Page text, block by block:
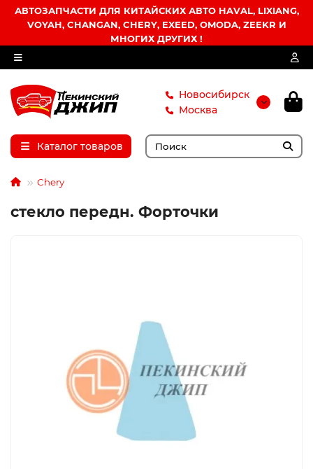
АВТОЗАПЧАСТИ ДЛЯ КИТАЙСКИХ АВТО HAVAL, LIXIANG,
VOYAH, CHANGAN, CHERY, EXEED, OMODA, ZEEKR И
МНОГИХ ДРУГИХ !
Новосибирск
Москва
Каталог товаров
Chery
стекло передн. Форточки